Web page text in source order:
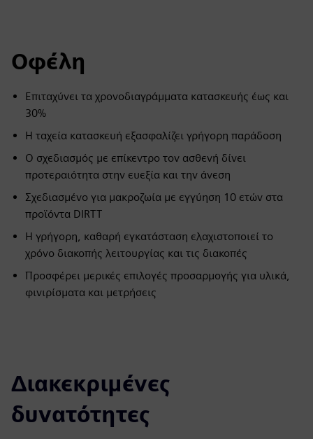
Οφέλη
Επιταχύνει τα χρονοδιαγράμματα κατασκευής έως και
30%
Η ταχεία κατασκευή εξασφαλίζει γρήγορη παράδοση
Ο σχεδιασμός με επίκεντρο τον ασθενή δίνει
προτεραιότητα στην ευεξία και την άνεση
Σχεδιασμένο για μακροζωία με εγγύηση 10 ετών στα
προϊόντα DIRTT
Η γρήγορη, καθαρή εγκατάσταση ελαχιστοποιεί το
χρόνο διακοπής λειτουργίας και τις διακοπές
Προσφέρει μερικές επιλογές προσαρμογής για υλικά,
φινιρίσματα και μετρήσεις
Διακεκριμένες
δυνατότητες